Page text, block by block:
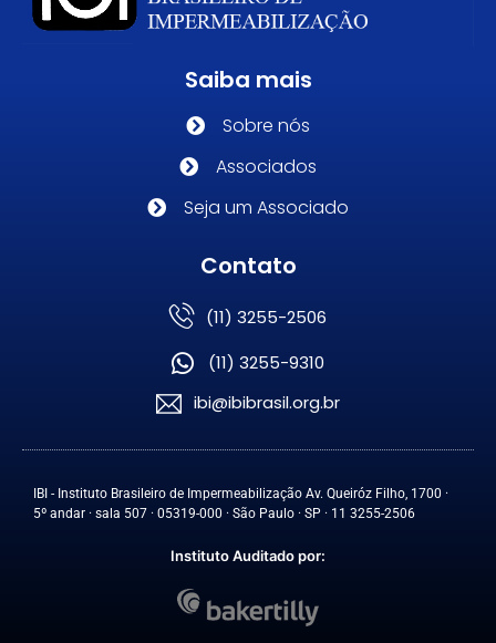
Saiba mais
Sobre nós
Associados
Seja um Associado
Contato
(11) 3255-2506
(11) 3255-9310
ibi@ibibrasil.org.br
IBI - Instituto Brasileiro de Impermeabilização Av. Queiróz Filho, 1700 ·
5º andar · sala 507 · 05319-000 · São Paulo · SP · 11 3255-2506
Instituto Auditado por: